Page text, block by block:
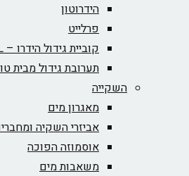
הידרוטון
פרלייט
קוביית גידול הידרו – ROCKWOOL‏
תערובת גידול מבית
השקייה
מאגרון מים
אביזרי השקיה
אוסמוזה הפוכה
משאבות מים